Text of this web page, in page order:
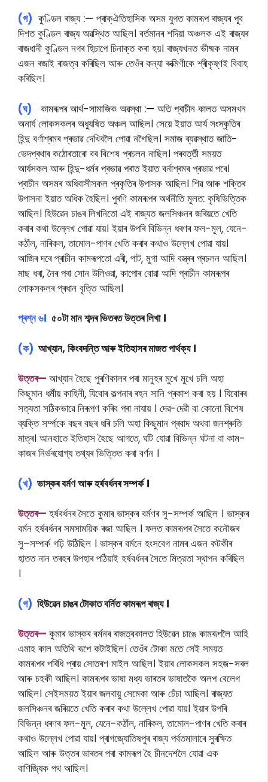
(গ) কুণ্ডিল ৰাজ্য :— প্ৰাক্ঐতিহাসিক অসম যুগত কামৰূপ ৰাজ্যৰ পূব
দিশত কুণ্ডিল ৰাজ্য অৱস্থিত আছিল। বৰ্তমানৰ শদিয়া অঞ্চলক এই ৰাজ্যৰ
ৰাজধানী কুণ্ডিল নগৰ হিচাপে চিনাক্ত কৰা হয়। ৰাজ্যখনত ভীষ্মক নামৰ
এজন ৰজাই ৰাজত্ব কৰিছিল আৰু তেওঁৰ কন্যা ৰুক্মিণীকে শ্ৰীকৃষ্ণই বিবাহ
কৰিছিল।
(ঘ) কামৰূপৰ আৰ্থ-সামাজিক অৱস্থা :— অতি প্ৰাচীন কালত অসমখন
অনাৰ্য লোকসকলৰ অধ্যুষিত অঞ্চল আছিল। সেয়ে ইয়াত আৰ্য সংস্কৃতিৰ
হিন্দু বৰ্ণাশ্ৰমৰ প্ৰভাৱ দেখিবলৈ পোৱা নগৈছিল। সমাজ ব্যৱস্থাত জাতি-
ভেদপ্ৰথাৰ কঠোৰতাৰো বৰ বিশেষ প্ৰচলন নাছিল। পৰবৰ্ত্তী সময়ত
আৰ্যসকল আৰু হিন্দু-ধৰ্মৰ প্ৰভাৱ পৰাত ইয়াত বৰ্নাশ্ৰমৰ প্ৰভাৱ পৰে।
প্ৰাচীন অসমৰ অধিবাসীসকল প্ৰকৃতিৰ উপাসক আছিল। শিৱ আৰু শক্তিৰ
উপাসনা ইয়াত অধিক হৈছিল। পুৰণি কামৰূপৰ অৰ্থনীতি মূলত: কৃষিভিত্তিক
আছিল। হিউৱেন চাঙৰ লিখনিতো এই ৰাজ্যত জলসিঞ্চনৰ জৰিয়তে খেতি
কৰাৰ কথা উল্লেখ পোৱা যায়। ইয়াৰ উপৰি বিভিন্ন ধৰণৰ ফল-মূল, যেনে-
কঠাঁল, নাৰিকল, তামোল-পাণৰ খেতি কৰাৰ কথাও উল্লেখ পোৱা যায়।
আজিৰ দৰে প্ৰাচীন কামৰূপতো এৰী, পাট, মুগা আদি বস্ত্ৰৰ প্ৰচলন আছিল।
মাছ ধৰা, নৈৰ পৰা সোন উলিওৱা, কাপোৰ বোৱা আদি প্ৰাচীন কামৰূপৰ
লোকসকলৰ প্ৰধান বৃত্তি আছিল।
প্ৰশ্ন ৬। ৫০টা মান শব্দৰ ভিতৰত উত্তৰ লিখা ।
(ক) আখ্যান, কিংবদন্তি আৰু ইতিহাসৰ মাজত পাৰ্থক্য ।
উত্তৰ— আখ্যান হৈছে পুৰণিকালৰ পৰা মানুহৰ মুখে মুখে চলি অহা
কিছুমান ধৰ্মীয় কাহিনী, যিবোৰ কল্পনাৰ ৰহন সানি প্ৰকাশ কৰা হয় । যিবোৰৰ
সত্যতা সঠিকভাৱে নিৰূপণ কৰিব পৰা নাযায় । দে‍ৱ-দেৱী বা কোনো বিশেষ
ব্যক্তি সৰ্ম্পকে বছৰ বছৰ ধৰি চলি অহা কিছুমান প্ৰবাদ অথবা জনশ্ৰুতি
মাত্ৰ। আনহাতে ইতিহাস হৈছে আগতে, ঘটি যােৱা বিভিন্ন ঘটনা বা কাম-
কাজৰ নির্ভৰযােগ্য তথ্যৰ ভিত্তিত কৰা বৰ্ণন ।
(খ) ভাস্কৰ বৰ্মণ আৰু হৰ্ষবৰ্ধনৰ সম্পৰ্ক ।
উত্তৰ— হর্ষবর্ধনৰ সৈতে কুমাৰ ভাস্কৰ বৰ্মণৰ সু-সম্পর্ক আছিল । ভাস্কৰ
বৰ্মন হর্ষবর্ধনৰ সমসাময়িক ৰজা আছিল । ফলত কামৰূপৰ সৈতে কনৌজৰ
সু–সম্পর্ক গঢ়ি উঠিছিল । ভাস্কৰ বর্মনে হংসবেগ নামৰ এজন কটকীৰ
হাতত নান তৰহৰ উপহাৰ পঠিয়াই হর্ষবর্ধনৰ সৈতে মিত্রতা স্থাপন কৰিছিল
।
(গ) হিউৱেন চাঙৰ টোকাত বৰ্নিত কামৰূপ ৰাজ্য ।
উত্তৰ— কুমাৰ ভাস্কৰ বৰ্মনৰ ৰাজত্বকালত হিউৱেন চাঙে কামৰূপলৈ আহি
এমাহ কাল অতিথি ৰূপে কটাইছিল। তেওঁৰ টোকা মতে সেই সময়ত
কামৰূপৰ পৰিধি প্ৰায় সোতৰশ মাইল আছিল। ইয়াৰ লোকসকল সহজ-সৰল
আৰু চহকী আছিল। কামৰূপৰ ভাষা মধ্য ভাৰতৰ ভাষাতকৈ অলপ বেলেগ
আছিল। সেইসময়ত ইয়াৰ জলবায়ু সেমেকা আৰু চেঁচা আছিল। ৰাজ্যত
জলসিঞ্চনৰ জৰিয়তে খেতি কৰাৰ কথা উল্লেখ পোৱা যায়। ইয়াৰ উপৰি
বিভিন্ন ধৰণৰ ফল-মূল, যেনে-কঠাঁল, নাৰিকল, তামোল-পাণৰ খেতি কৰাৰ
কথাও উল্লেখ পোৱা যায়। প্ৰাগজ্যোতিষপুৰ ৰাজ্য পৰ্বতমালাৰে সুৰক্ষিত
আছিল আৰু উত্তৰ ভাৰতৰ পৰা কামৰূপ হৈ চীনদেশলৈ যোৱা এক
বাণিজ্যিক পথ আছিল।